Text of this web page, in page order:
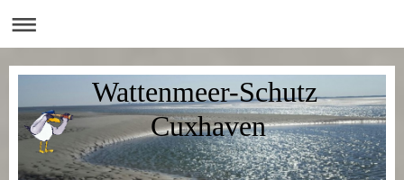
Wattenmeer-Schutz
Cuxhaven